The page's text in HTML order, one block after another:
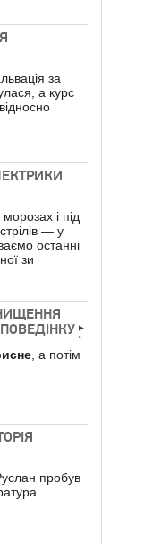
за
а курс
і під
— у
останні
зи
, а потім
пробув